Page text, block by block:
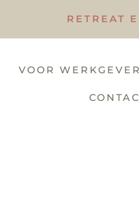
RETREAT
VOOR